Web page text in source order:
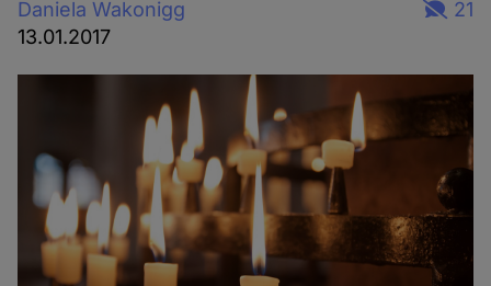
Daniela Wakonigg
13.01.2017
21